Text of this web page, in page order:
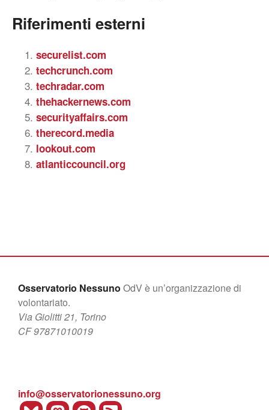
Riferimenti esterni
securelist.com
techcrunch.com
techradar.com
thehackernews.com
securityaffairs.com
therecord.media
lookout.com
atlanticcouncil.org
Osservatorio Nessuno OdV è un’organizzazione di
volontariato.
Via Giolitti 21, Torino
CF 97871010019
info@osservatorionessuno.org